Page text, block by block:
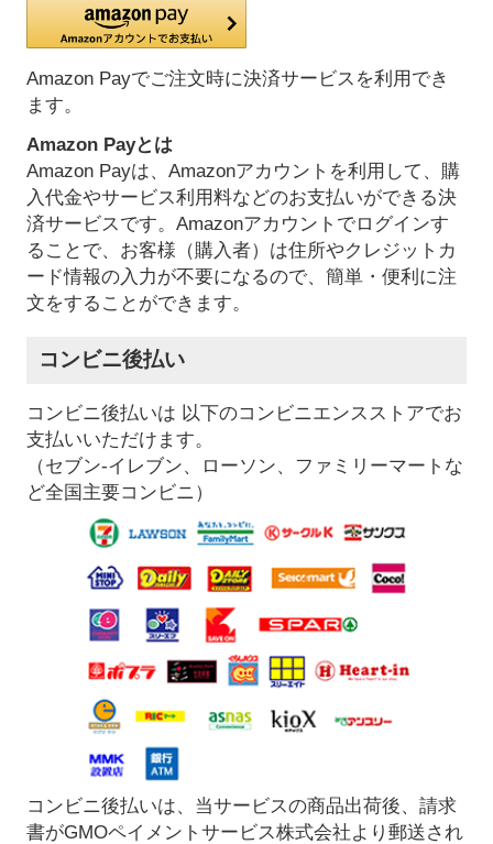
Amazon Payでご注文時に決済サービスを利用でき
ます。
Amazon Payとは
Amazon Payは、Amazonアカウントを利用して、購
入代金やサービス利用料などのお支払いができる決
済サービスです。Amazonアカウントでログインす
ることで、お客様（購入者）は住所やクレジットカ
ード情報の入力が不要になるので、簡単・便利に注
文をすることができます。
コンビニ後払い
コンビニ後払いは 以下のコンビニエンスストアでお
支払いいただけます。
（セブン-イレブン、ローソン、ファミリーマートな
ど全国主要コンビニ）
コンビニ後払いは、当サービスの商品出荷後、請求
書がGMOペイメントサービス株式会社より郵送され